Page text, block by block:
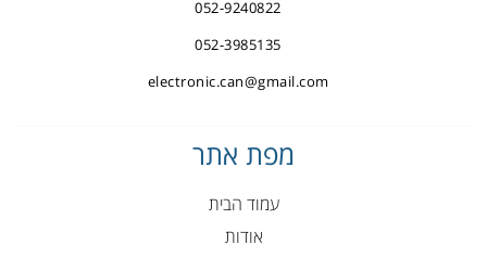
052-9240822
052-3985135
electronic.can@gmail.com
מפת אתר
עמוד הבית
אודות